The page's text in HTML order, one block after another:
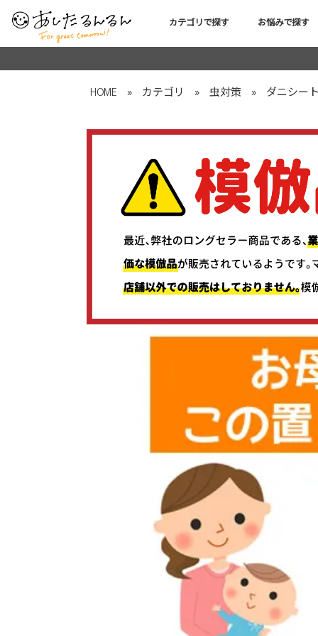
カテゴリで探す お悩みで探す
HOME » カテゴリ » 虫対策 » ダニシー